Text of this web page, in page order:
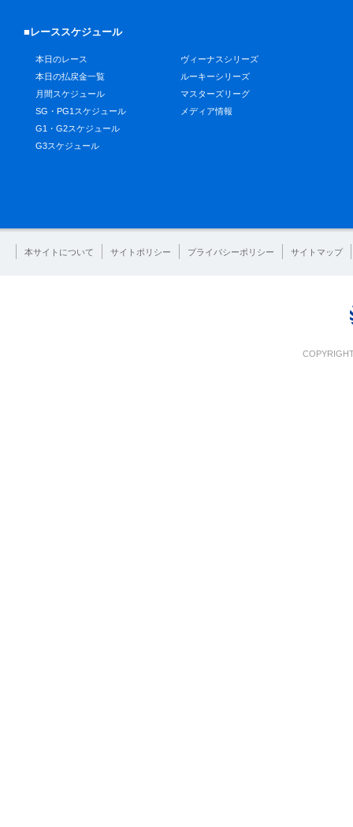
■レーススケジュール
本日のレース
本日の払戻金一覧
月間スケジュール
SG・PG1スケジュール
G1・G2スケジュール
G3スケジュール
ヴィーナスシリーズ
ルーキーシリーズ
マスターズリーグ
メディア情報
本サイトについて サイトポリシー プライバシーポリシー サイトマップ